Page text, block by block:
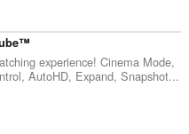
experience! Cinema Mode,
AutoHD, Expand, Snapshot...